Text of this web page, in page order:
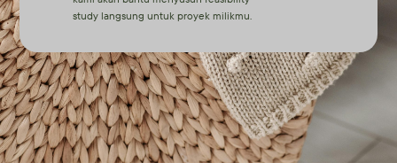
study langsung untuk proyek milikmu.